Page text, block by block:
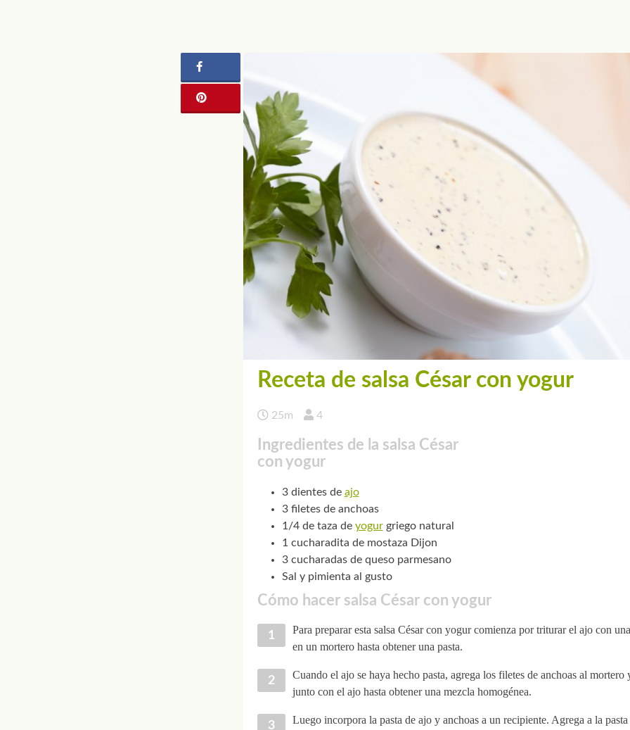
Receta de salsa César con yogur
25m 4
Ingredientes de la salsa César
con yogur
3 dientes de ajo
3 filetes de anchoas
1/4 de taza de yogurgriego natural
1 cucharadita de mostaza Dijon
3 cucharadas de queso parmesano
Sal y pimienta al gusto
Cómo hacer salsa César con yogur
Para preparar esta salsa César con yogur comienza por triturar el ajo con
en un mortero hasta obtener una pasta.
Cuando el ajo se haya hecho pasta, agrega los filetes de anchoas al mortero
junto con el ajo hasta obtener una mezcla homogénea.
Luego incorpora la pasta de ajo y anchoas a un recipiente. Agrega a la